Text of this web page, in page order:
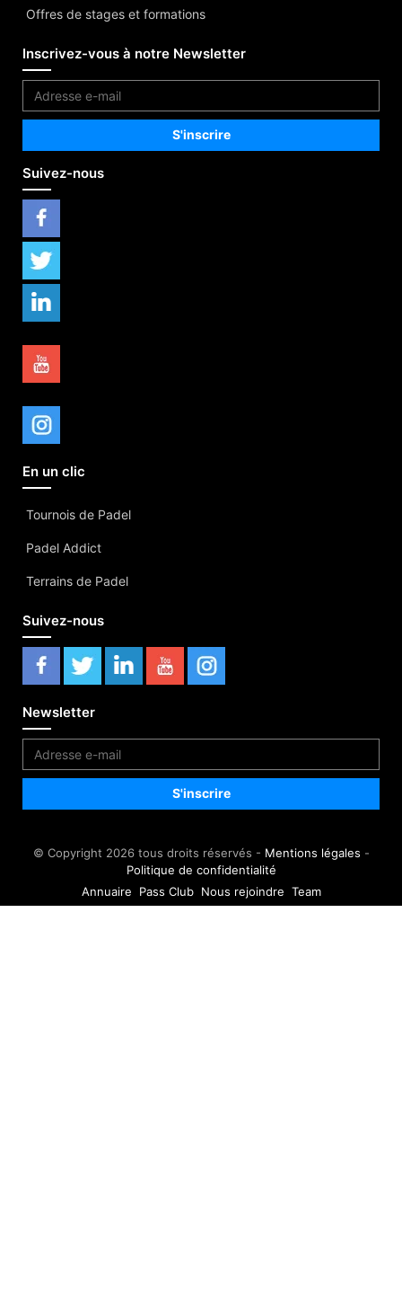
Offres de stages et formations
Inscrivez-vous à notre Newsletter
Suivez-nous
En un clic
Tournois de Padel
Padel Addict
Terrains de Padel
Suivez-nous
Newsletter
© Copyright 2026 tous droits réservés - Mentions légales -
Politique de confidentialité
Annuaire
Pass Club Nous rejoindre Team